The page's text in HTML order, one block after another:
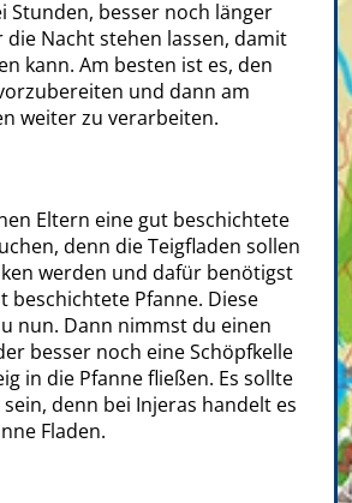
Stunden, besser noch länger
Nacht stehen lassen, damit
kann. Am besten ist es, den
und dann am
weiter zu verarbeiten.
Eltern eine gut beschichtete
denn die Teigfladen sollen
werden und dafür benötigst
beschichtete Pfanne. Diese
nun. Dann nimmst du einen
besser noch eine Schöpfkelle
in die Pfanne fließen. Es sollte
denn bei Injeras handelt es
Fladen.